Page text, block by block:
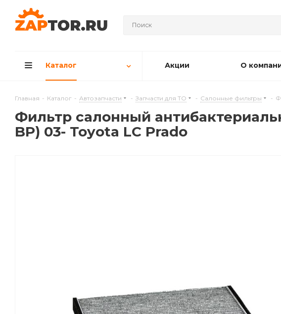
Каталог Акции О
Главная - Каталог - Автозапчасти - Запчасти для ТО - Салонные фильтры -
Фильтр салонный
BP) 03- Toyota LC Prado